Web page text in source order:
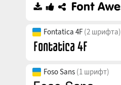
Fontatica 4F (2 шрифта)
Foso Sans (1 шрифт)